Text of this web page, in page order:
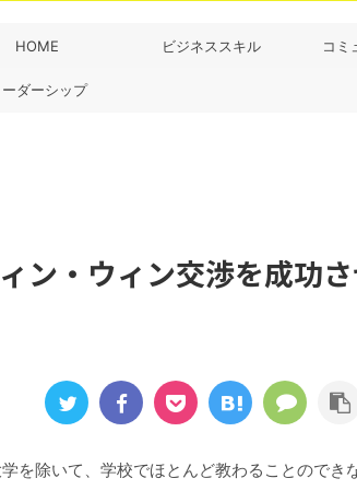
HOME ビジネススキル コミ
ーダーシップ
ィン・ウィン交渉を成功
を除いて、学校でほとんど教わることのでき